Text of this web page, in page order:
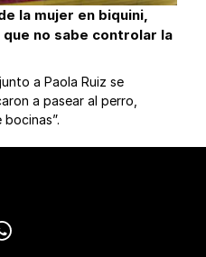
la mujer en biquini,
no sabe controlar la
a Paola Ruiz se
a pasear al perro,